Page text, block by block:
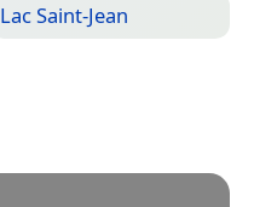
Lac Saint-Jean